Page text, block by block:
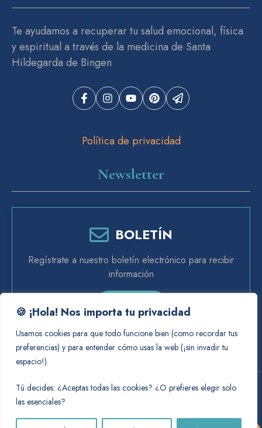
🍪 ¡Hola! Nos importa tu privacidad
Usamos cookies para que todo funcione bien (como recordar tus
preferencias) y para entender cómo usas la web (¡sin invadir tu
espacio!).
Tú decides: ¿Aceptas todas las cookies? ¿O prefieres elegir solo
las esenciales?
Te ayudamos a recuperar tu salud emocional, física
y espiritual a través de la medicina de Santa
Hildegarda de Bingen
Política de privacidad
Newsletter
BOLETÍN
Regístrate a nuestro boletín electrónico para recibir
información
Copyright © 2026